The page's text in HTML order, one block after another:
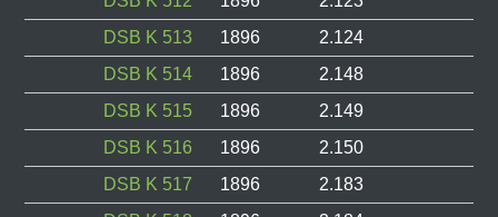
DSB K 513
1896
2.124
DSB K 514
1896
2.148
DSB K 515
1896
2.149
DSB K 516
1896
2.150
DSB K 517
1896
2.183